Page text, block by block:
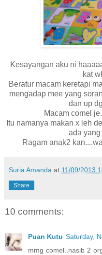
Kesayangan aku ni
kat
Beratur macam keretapi
mengadap mee yang
dan up
Macam comel
Itu namanya makan x leh
ada yang
Ragam anak2
Suria Amanda at 11/09/2013
Share
10 comments:
Puan Kutu Saturday,
mmg comel..nasib 2